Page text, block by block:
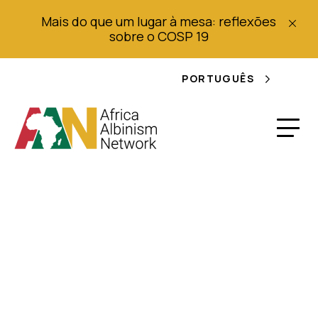
Mais do que um lugar à mesa: reflexões
sobre o COSP 19
PORTUGUÊS